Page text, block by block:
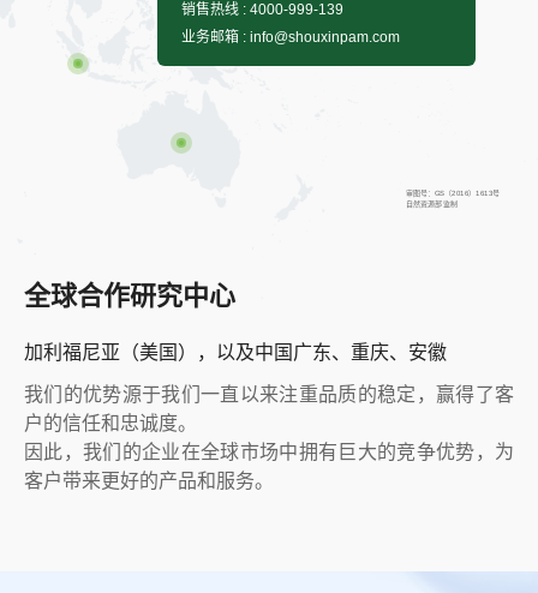
审图号：GS（2016）1613号
自然资源部 监制
销售热线 :4000-999-139
业务邮箱 :info@shouxinpam.com
全球合作研究中心
加利福尼亚（美国），以及中国广东、重庆、安徽
我们的优势源于我们一直以来注重品质的稳定，赢得了客
户的信任和忠诚度。
因此，我们的企业在全球市场中拥有巨大的竞争优势，为
客户带来更好的产品和服务。